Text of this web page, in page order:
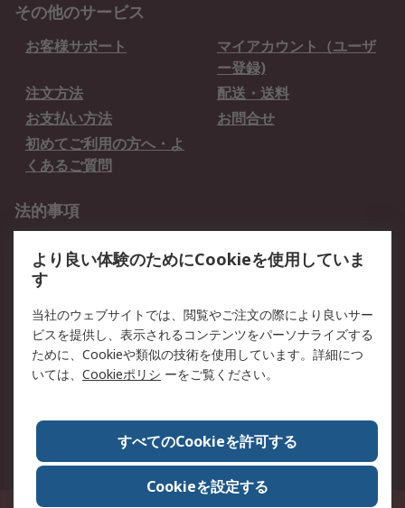
その他のサービス
お客様サポート
マイアカウント（ユーザ
ー登録)
注文方法
配送・送料
お支払い方法
お問合せ
初めてご利用の方へ・よ
くあるご質問
法的事項
クッキーポリシー
RSについて
会社概要
採用情報
プレスリリース＆お知ら
コーポレートサイト
全世界のRS
RSの歴史
ESGへの取り組み（英語）
認証について
より良い体験のためにCookieを使用していま
す
当社のウェブサイトでは、閲覧やご注文の際により良いサー
ビスを提供し、表示されるコンテンツをパーソナライズする
ために、Cookieや類似の技術を使用しています。詳細につ
いては、 Cookieポリシ ーをご覧ください。
すべてのCookieを許可する
Cookieを設定する